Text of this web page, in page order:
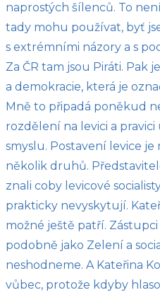
naprostých šílenců. To
tady mohu používat, byť
s extrémními názory a s
Za ČR tam jsou Piráti. Pak
a demokracie, která je
Mně to připadá poněkud
rozdělení na levici a
smyslu. Postavení levice je
několik druhů.
znali coby levicové
prakticky nevyskytují.
možné ještě patří.
podobně jako Zelení a
neshodneme. A Kateřina
vůbec, protože kdyby